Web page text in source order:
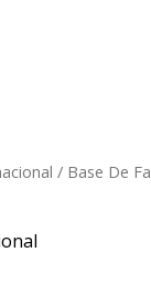
/ Base De